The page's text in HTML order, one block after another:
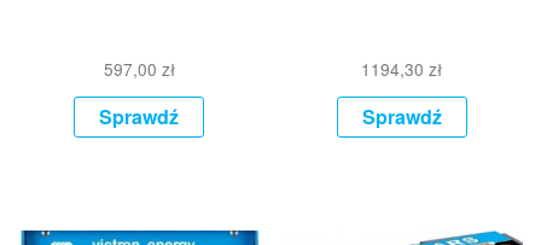
597,00 zł
Sprawdź
1194,30zł
Sprawdź